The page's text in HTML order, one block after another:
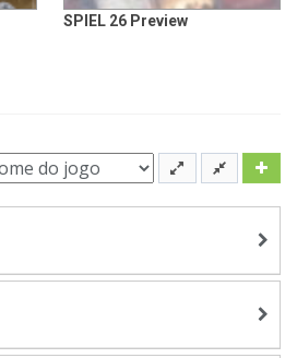
SPIEL 26 Preview